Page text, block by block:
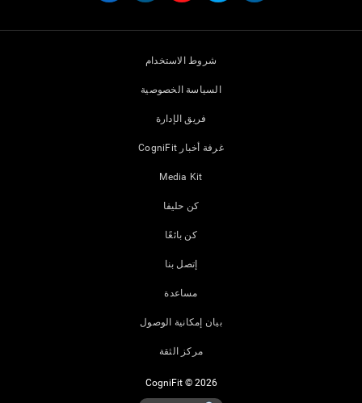
شروط الاستخدام
السياسة الخصوصية
فريق الإدارة
غرفة أخبار CogniFit
Media Kit
كن حليفا
كن بائعًا
إتصل بنا
مساعدة
بيان إمكانية الوصول
مركز الثقة
CogniFit © 2026